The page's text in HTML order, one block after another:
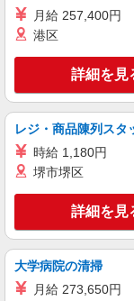
ら
通
キープ
派遣社員
月給 257,400円
港区
詳細を見
レジ・商品陳列スタ
時給 1,180円
堺市堺区
詳細を見
大学病院の清掃
月給 273,650円